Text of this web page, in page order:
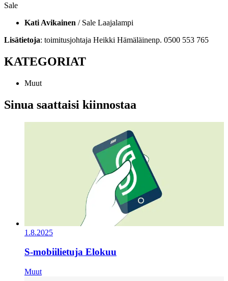
Sale
Kati Avikainen / Sale Laajalampi
Lisätietoja: toimitusjohtaja Heikki Hämäläinenp. 0500 553 765
KATEGORIAT
Muut
Sinua saattaisi kiinnostaa
1.8.2025
S-mobiilietuja Elokuu
Muut